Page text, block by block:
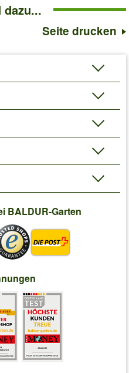
dazu...
Seite drucken
BALDUR-Garten